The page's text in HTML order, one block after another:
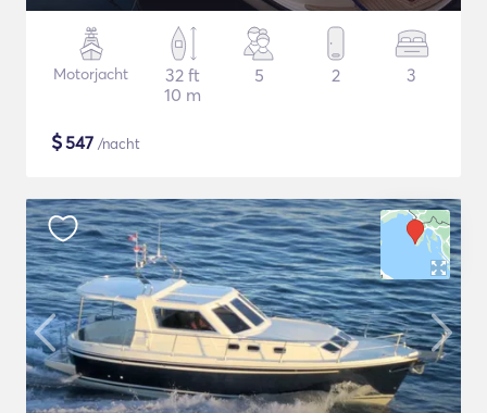
Motorjacht
32 ft
10 m
5 2 3
$547 /nacht